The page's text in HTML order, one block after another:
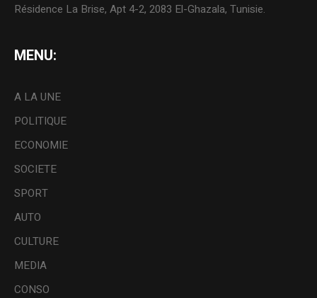
Résidence La Brise, Apt 4-2, 2083 El-Ghazala, Tunisie.
MENU:
A LA UNE
POLITIQUE
ECONOMIE
SOCIETE
SPORT
AUTO
CULTURE
MEDIA
CONSO